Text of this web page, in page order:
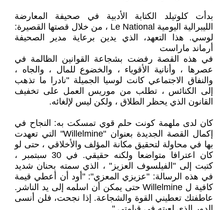
بدأت كلوتيلد الكتابة الأدبية في صحيفة المعارضة
الليبرالية اليومية Le National ، من خلال قصتها القصيرة:
لوسي. هذا التعهد، الذي يدين برعاية مدير الصحيفة
أرماند ماراست
في هذه القصة رفضت بشجاعة القوانين الظالمة في
عصرها ، وأنانية الأقوياء ، والخضوع للمال ، والجاه ،
والنفاق الاجتماعي كانت لوسيا الجميلة "نادرا ما تذهب
إلى الكنائس ، تطلب من موريس العمل على تخفيف
القانون الذي يحظر الطلاق ، ولكن ليس لإلغائه.
كان لدى ملهمة كونت حلم قوي تمسكت به: النجاح في
إكمال القصة الجديدة بعنوان "Willelmine" التي تعهدت
بها في محاولة لتحقيق مكانة المؤلف والأخلاقي ، حتى لو
كان اعترافا متواضعا ولكنه حقيقي. في 30 سبتمبر ،
كتبت إلى "الفيلسوف العزيز" ، الذي سمته بحنان شديد
في هذه الرسالة: "عزيزي المعزي": "أود أن أعطي قيمة
كافية ل Willelmine حتى يمكن أن اسلمه إلى يد الناشر.
عاطفتك تعطيني القوة والشجاعة. إذا نجحت، فلن أنسى